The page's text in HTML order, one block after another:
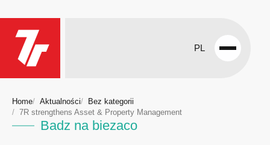
PL
Open
Home Aktualności
Bez kategorii
7R strengthens Asset & Property Management
Badz na biezaco